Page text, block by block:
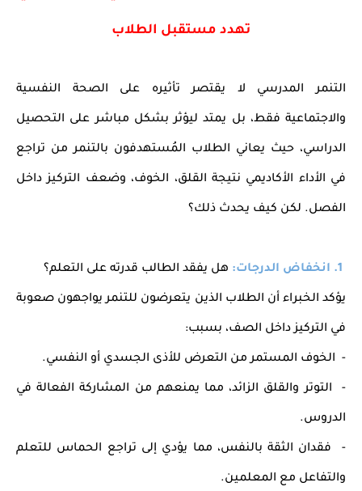
تهدد مستقبل الطلاب
التنمر المدرسي لا يقتصر تأثيره على الصحة النفسية
والاجتماعية فقط، بل يمتد ليؤثر بشكل مباشر على التحصيل
الدراسي، حيث يعاني الطلاب المُستهدفون بالتنمر من تراجع
في الأداء الأكاديمي نتيجة القلق، الخوف، وضعف التركيز داخل
الفصل. لكن كيف يحدث ذلك؟
هل يفقد الطالب قدرته على التعلم؟
يؤكد الخبراء أن الطلاب الذين يتعرضون للتنمر يواجهون صعوبة
في التركيز داخل الصف، بسبب:
- الخوف المستمر من التعرض للأذى الجسدي أو النفسي.
- التوتر والقلق الزائد، مما يمنعهم من المشاركة الفعالة في
الدروس.
- فقدان الثقة بالنفس، مما يؤدي إلى تراجع الحماس للتعلم
والتفاعل مع المعلمين.